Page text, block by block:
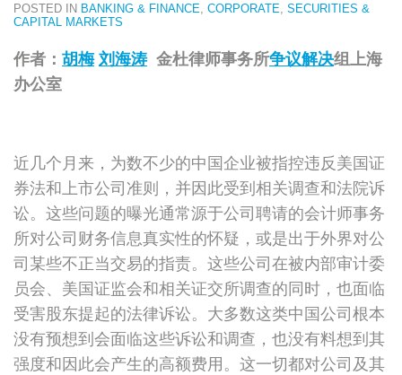
POSTED IN BANKING & FINANCE CORPORATE SECURITIES &
CAPITAL MARKETS
作者： 胡梅 刘海涛金杜律师事务所争议解决组上海
办公室
近几个月来，为数不少的中国企业被指控违反美国证
券法和上市公司准则，并因此受到相关调查和法院诉
讼。这些问题的曝光通常源于公司聘请的会计师事务
所对公司财务信息真实性的怀疑，或是出于外界对公
司某些不正当交易的指责。这些公司在被内部审计委
员会、美国证监会和相关证交所调查的同时，也面临
受害股东提起的法律诉讼。大多数这类中国公司根本
没有预想到会面临这些诉讼和调查，也没有料想到其
强度和因此会产生的高额费用。这一切都对公司及其
险
成
本
险
成
本
的
考
量